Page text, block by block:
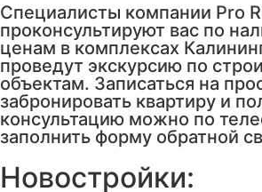
Специалисты компании Pro
проконсультируют вас по
ценам в комплексах
проведут экскурсию по
объектам. Записаться на
забронировать квартиру и
консультацию можно по
заполнить форму обратной
Новостройки: